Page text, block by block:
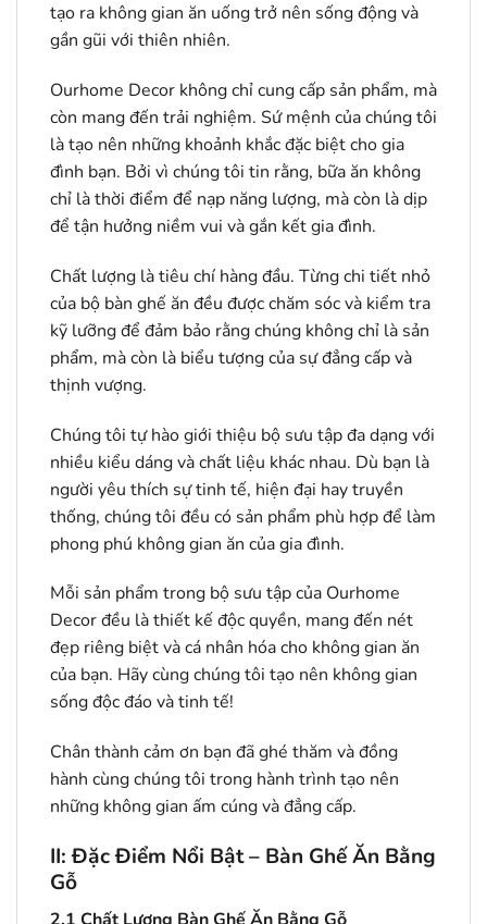
tạo ra không gian ăn uống trở nên sống động và
gần gũi với thiên nhiên.
Ourhome Decor không chỉ cung cấp sản phẩm, mà
còn mang đến trải nghiệm. Sứ mệnh của chúng tôi
là tạo nên những khoảnh khắc đặc biệt cho gia
đình bạn. Bởi vì chúng tôi tin rằng, bữa ăn không
chỉ là thời điểm để nạp năng lượng, mà còn là dịp
để tận hưởng niềm vui và gắn kết gia đình.
Chất lượng là tiêu chí hàng đầu. Từng chi tiết nhỏ
của bộ bàn ghế ăn đều được chăm sóc và kiểm tra
kỹ lưỡng để đảm bảo rằng chúng không chỉ là sản
phẩm, mà còn là biểu tượng của sự đẳng cấp và
thịnh vượng.
Chúng tôi tự hào giới thiệu bộ sưu tập đa dạng với
nhiều kiểu dáng và chất liệu khác nhau. Dù bạn là
người yêu thích sự tinh tế, hiện đại hay truyền
thống, chúng tôi đều có sản phẩm phù hợp để làm
phong phú không gian ăn của gia đình.
Mỗi sản phẩm trong bộ sưu tập của Ourhome
Decor đều là thiết kế độc quyền, mang đến nét
đẹp riêng biệt và cá nhân hóa cho không gian ăn
của bạn. Hãy cùng chúng tôi tạo nên không gian
sống độc đáo và tinh tế!
Chân thành cảm ơn bạn đã ghé thăm và đồng
hành cùng chúng tôi trong hành trình tạo nên
những không gian ấm cúng và đẳng cấp.
II: Đặc Điểm Nổi Bật – Bàn Ghế Ăn Bằng
Gỗ